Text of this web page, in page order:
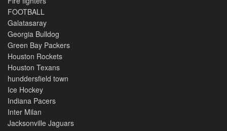
FOOTBALL
Galatasaray
Georgia Bulldog
Green Bay Packers
Houston Rockets
Houston Texans
hunddersfield town
Ice Hockey
Indiana Pacers
Inter Milan
Jacksonville Jaguars